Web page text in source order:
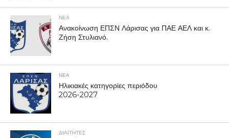
ΝΕΑ
Ανακοίνωση ΕΠΣΝ Λάρισας για ΠΑΕ ΑΕΛ και κ.
Ζήση Στυλιανό.
ΝΕΑ
Ηλικιακές κατηγορίες περιόδου
2026-2027
ΔΙΑΙΤΗΤΕΣ